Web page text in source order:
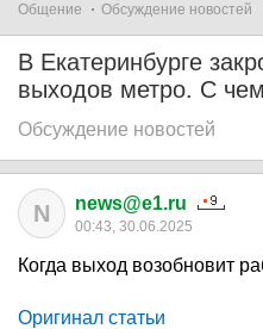
Общение Обсуждение новостей
В Екатеринбурге
выходов метро. С
Обсуждение новостей
N news@e1.ru
00:43, 30.06.2025
Когда выход возобновит
Оригинал статьи